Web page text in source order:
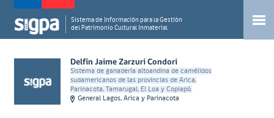
Sistema de Información para la Gestión
del Patrimonio Cultural Inmaterial
Delfín Jaime Zarzuri Condori
Sistema de ganadería altoandina de camélidos
sudamericanos de las provincias de Arica,
Parinacota, Tamarugal, El Loa y Copiapó.
General Lagos, Arica y Parinacota